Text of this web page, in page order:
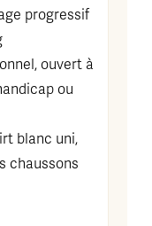
progressif
ouvert à
ou
blanc uni,
chaussons